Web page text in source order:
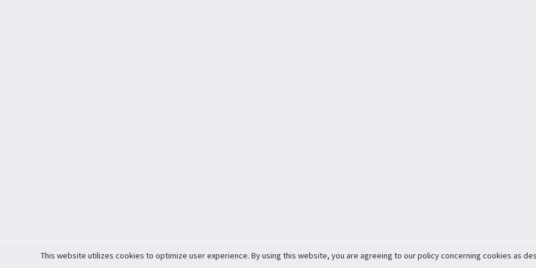
This website utilizes cookies to optimize user experience. By using this website, you are agreeing to our policy concerning cookies as